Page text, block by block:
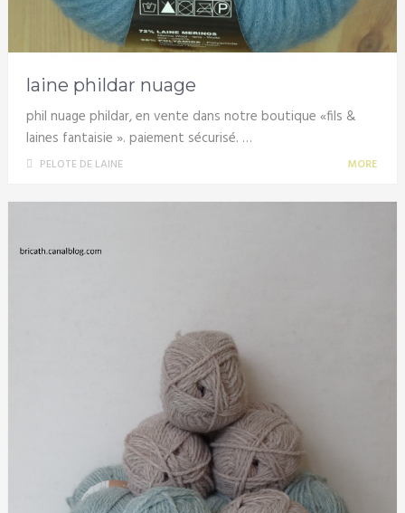
laine phildar nuage
phil nuage phildar, en vente dans notre boutique «fils &
laines fantaisie ». paiement sécurisé. …
PELOTE DE LAINE MORE